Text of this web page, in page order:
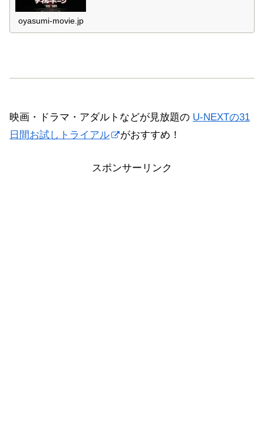
oyasumi-movie.jp
映画・ドラマ・アダルトなどが見放題の U-NEXTの31
日間お試しトライアル
がおすすめ！
スポンサーリンク